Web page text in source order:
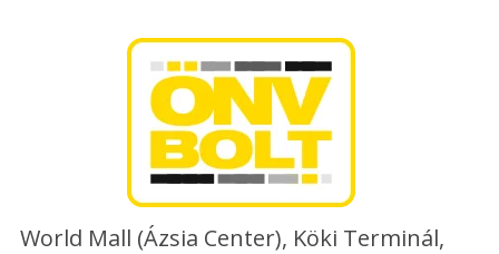
World Mall (Ázsia Center), Köki Terminál,